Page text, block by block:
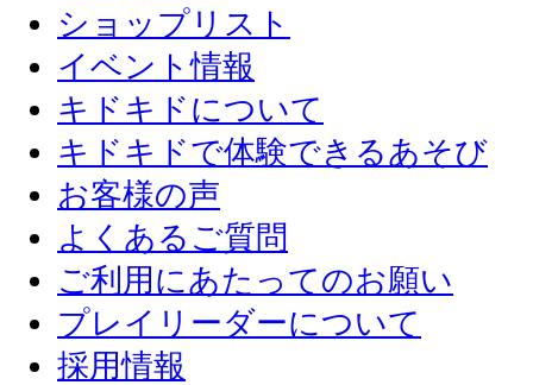
ショップリスト
イベント情報
キドキドについて
キドキドで体験できるあそび
お客様の声
よくあるご質問
ご利用にあたってのお願い
プレイリーダーについて
採用情報